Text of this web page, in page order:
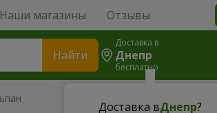
Наши магазины Отзывы
Найти
Доставка в
Днепр
бесплатно
Доставка вДнепр?